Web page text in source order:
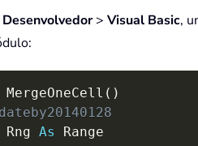
Desenvolvedor> Visual Basic,
MergeOneCell ( )
Rng As